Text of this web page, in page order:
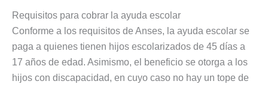
Requisitos para cobrar la ayuda escolar
Conforme a los requisitos de Anses, la ayuda escolar se
paga a quienes tienen hijos escolarizados de 45 días a
17 años de edad. Asimismo, el beneficio se otorga a los
hijos con discapacidad, en cuyo caso no hay un tope de